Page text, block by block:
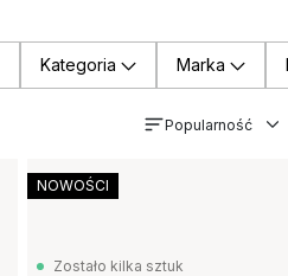
Kategoria Marka
Popularność
Zostało kilka sztuk
NOWOŚCI